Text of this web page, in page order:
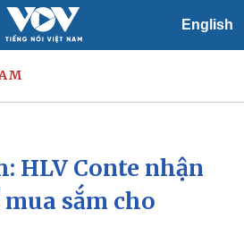
English
Xã hội
Tin 24h
Dự báo thời tiết
HLV Conte nhận
sắm cho